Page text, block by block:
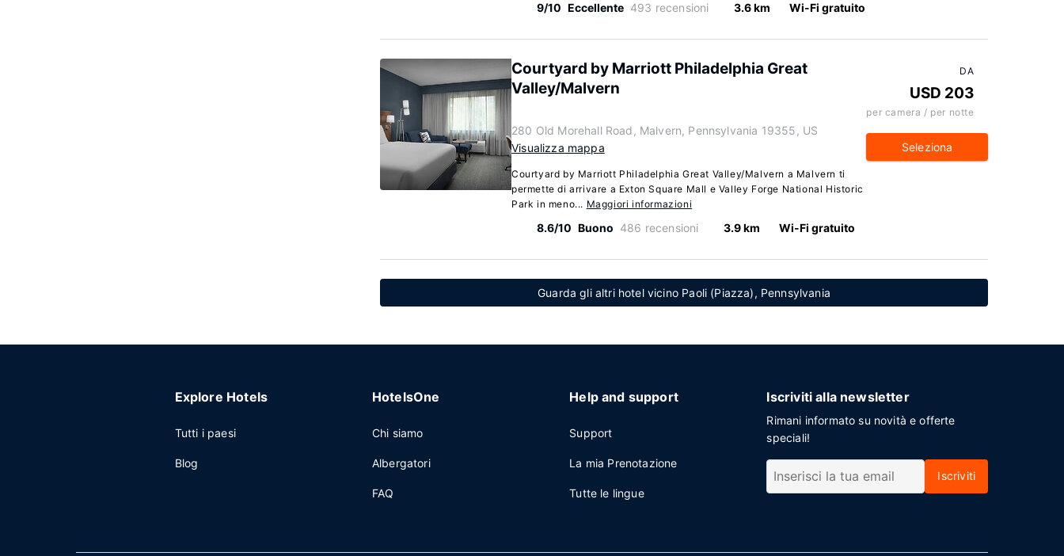
9/10 Eccellente 493 recensioni 3.6 km Wi-Fi gratuito
Courtyard by Marriott Philadelphia Great
Valley/Malvern
280 Old Morehall Road, Malvern, Pennsylvania 19355, US
Visualizza mappa
Courtyard by Marriott Philadelphia Great Valley/Malvern a Malvern ti
permette di arrivare a Exton Square Mall e Valley Forge National Historic
Park in meno... Maggiori informazioni
8.6/10 Buono 486 recensioni 3.9 km Wi-Fi gratuito
DA
USD 203
per camera / per notte
Seleziona
Guarda gli altri hotel vicino Paoli (Piazza), Pennsylvania
Explore Hotels
Tutti i paesi
Blog
HotelsOne
Chi siamo
Albergatori
FAQ
Help and support
Support
La mia Prenotazione
Tutte le lingue
Iscriviti alla newsletter
Rimani informato su novità e offerte
speciali!
Iscriviti